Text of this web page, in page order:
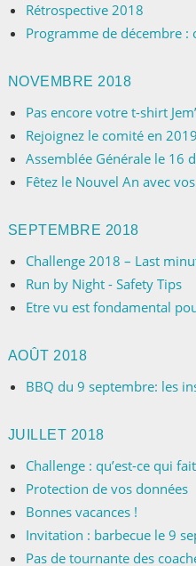
Rétrospective 2018
Programme de décembre :
NOVEMBRE 2018
Pas encore votre t-shirt
Rejoignez le comité en
Assemblée Générale le 16
Fêtez le Nouvel An avec
SEPTEMBRE 2018
Challenge 2018 – Last
Run by Night - Safety Tips
Etre vu est fondamental
AOÛT 2018
BBQ du 9 septembre: les
JUILLET 2018
Challenge : qu’est-ce qui
Protection de vos données
Bonnes vacances !
Invitation : barbecue le 9
Pas de tournante des